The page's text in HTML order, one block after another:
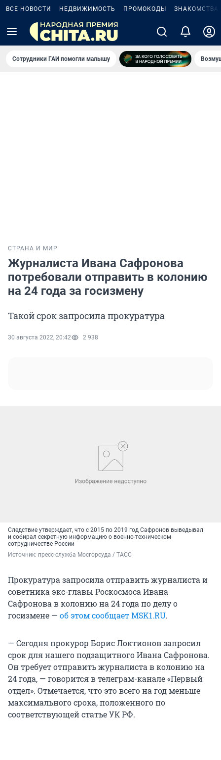
ВСЕ НОВОСТИ НЕДВИЖИМОСТЬ ПРОМОКОДЫ ЗНАКОМСТВА
Сотрудники ГАИ помогли малышу
СТРАНА И МИР
Журналиста Ивана Сафронова
потребовали отправить в колонию
на 24 года за госизмену
Такой срок запросила прокуратура
30 августа 2022, 20:42 2 938
Следствие утверждает, что с 2015 по 2019 год Сафронов выведывал
и собирал секретную информацию о военно-техническом
сотрудничестве России
Источник: пресс-служба Мосгорсуда / ТАСС
Прокуратура запросила отправить журналиста и
советника экс-главы Роскосмоса Ивана
Сафронова в колонию на 24 года по делу о
госизмене — об этом сообщает MSK1.RU.
— Сегодня прокурор Борис Локтионов запросил
срок для нашего подзащитного Ивана Сафронова.
Он требует отправить журналиста в колонию на
24 года, — говорится в телеграм-канале «Первый
отдел». Отмечается, что это всего на год меньше
максимального срока, положенного по
соответствующей статье УК РФ.